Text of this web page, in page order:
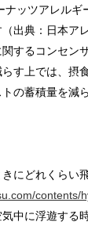
ッツアレルギ
（出典：日本
するコンセン
す上では、摂
の蓄積量を減
にどれくらい
contents/
中に浮遊する